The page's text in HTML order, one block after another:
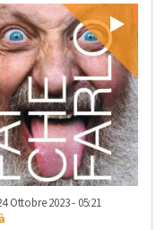
Ottobre 2023 - 05:21